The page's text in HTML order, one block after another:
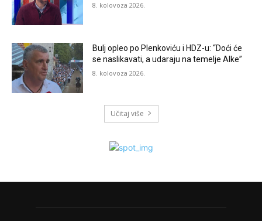
8. kolovoza 2026.
Bulj opleo po Plenkoviću i HDZ-u: “Doći će
se naslikavati, a udaraju na temelje Alke”
8. kolovoza 2026.
Učitaj više